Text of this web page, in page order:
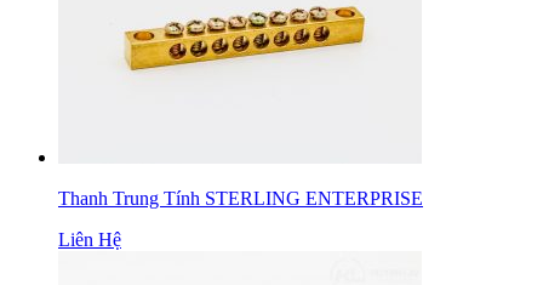
Thanh Trung Tính STERLING ENTERPRISE
Liên Hệ